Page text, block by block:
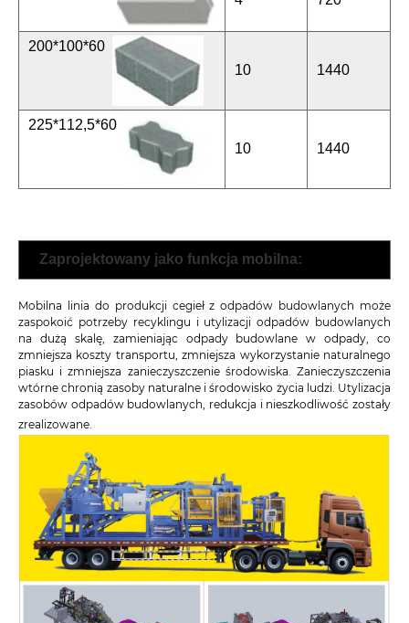
200*100*60
10
1440
225*112,5*60
10
1440
Zaprojektowany jako funkcja mobilna:
Mobilna linia do produkcji cegieł z odpadów budowlanych może
zaspokoić potrzeby recyklingu i utylizacji odpadów budowlanych
na dużą skalę, zamieniając odpady budowlane w odpady, co
zmniejsza koszty transportu, zmniejsza wykorzystanie naturalnego
piasku i zmniejsza zanieczyszczenie środowiska. Zanieczyszczenia
wtórne chronią zasoby naturalne i środowisko życia ludzi. Utylizacja
zasobów odpadów budowlanych, redukcja i nieszkodliwość zostały
zrealizowane.